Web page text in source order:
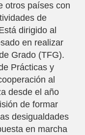
otros paí­ses con
de
dirigido al
en realizar
Grado (TFG).
Prácticas y
al
desde el año
de formar
desigualdades
en marcha